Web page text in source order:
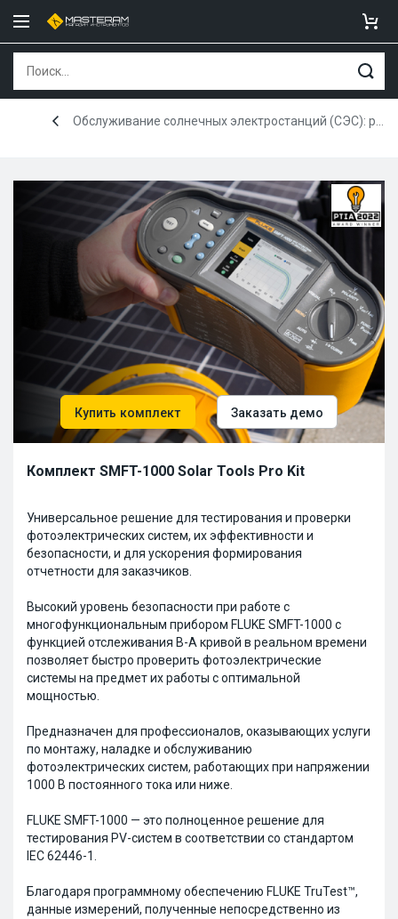
Обслуживание солнечных электростанций (СЭС): решения от Fluke
Купить комплект Заказать демо
Комплект SMFT-1000 Solar Tools Pro Kit
Универсальное решение для тестирования и проверки
фотоэлектрических систем, их эффективности и
безопасности, и для ускорения формирования
отчетности для заказчиков.
Высокий уровень безопасности при работе с
многофункциональным прибором FLUKE SMFT-1000 с
функцией отслеживания В-А кривой в реальном времени
позволяет быстро проверить фотоэлектрические
системы на предмет их работы с оптимальной
мощностью.
Предназначен для профессионалов, оказывающих услуги
по монтажу, наладке и обслуживанию
фотоэлектрических систем, работающих при напряжении
1000 В постоянного тока или ниже.
FLUKE SMFT-1000 — это полноценное решение для
тестирования PV-систем в соответствии со стандартом
IEC 62446-1.
Благодаря программному обеспечению FLUKE TruTest™,
данные измерений, полученные непосредственно из